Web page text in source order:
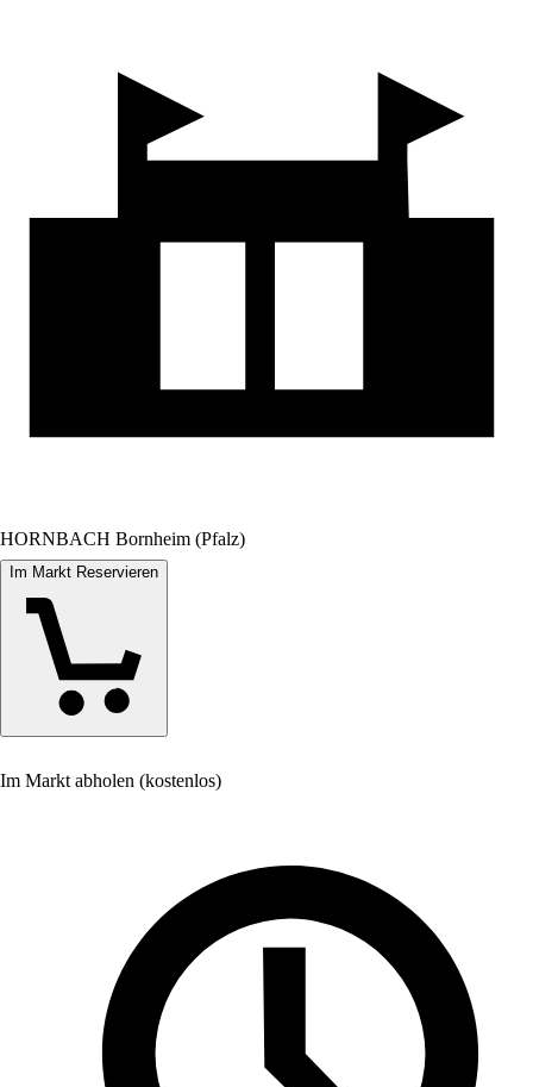
HORNBACH Bornheim (Pfalz)
Im Markt Reservieren
Im Markt abholen (kostenlos)